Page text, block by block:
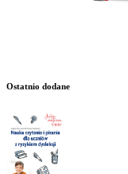
Ostatnio dodane